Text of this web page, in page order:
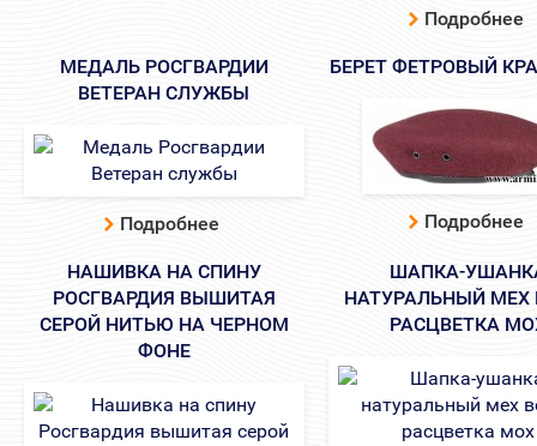
Подробнее
МЕДАЛЬ РОСГВАРДИИ
ВЕТЕРАН СЛУЖБЫ
Подробнее
БЕРЕТ ФЕТРОВЫЙ
Подробнее
НАШИВКА НА СПИНУ
РОСГВАРДИЯ ВЫШИТАЯ
СЕРОЙ НИТЬЮ НА ЧЕРНОМ
ФОНЕ
ШАПКА-
НАТУРАЛЬНЫЙ МЕХ
РАСЦВЕТКА